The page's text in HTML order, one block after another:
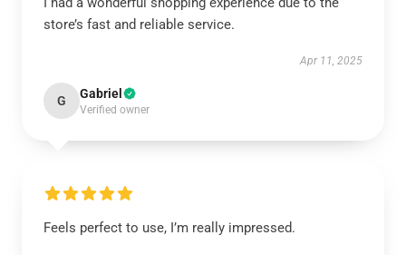
store’s fast and reliable service.
Apr 11, 2025
G Gabriel
Verified owner
Feels perfect to use, I’m really impressed.